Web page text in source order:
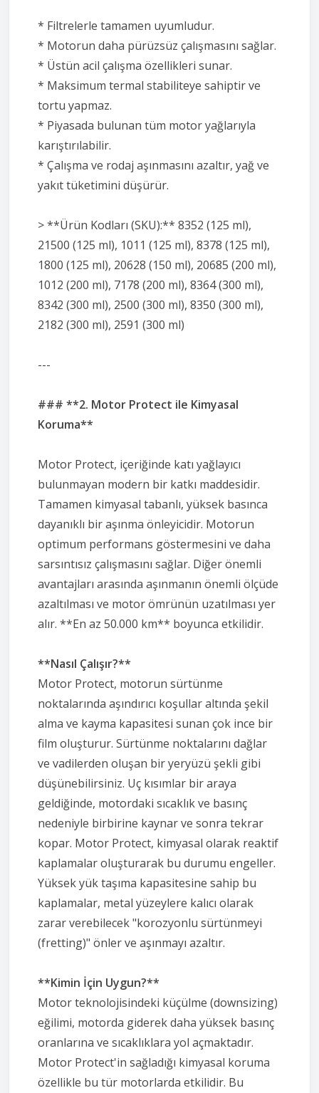
* Filtrelerle tamamen uyumludur.
* Motorun daha pürüzsüz çalışmasını sağlar.
* Üstün acil çalışma özellikleri sunar.
* Maksimum termal stabiliteye sahiptir ve
tortu yapmaz.
* Piyasada bulunan tüm motor yağlarıyla
karıştırılabilir.
* Çalışma ve rodaj aşınmasını azaltır, yağ ve
yakıt tüketimini düşürür.
> **Ürün Kodları (SKU):** 8352 (125 ml),
21500 (125 ml), 1011 (125 ml), 8378 (125 ml),
1800 (125 ml), 20628 (150 ml), 20685 (200 ml),
1012 (200 ml), 7178 (200 ml), 8364 (300 ml),
8342 (300 ml), 2500 (300 ml), 8350 (300 ml),
2182 (300 ml), 2591 (300 ml)
---
### **2. Motor Protect ile Kimyasal
Koruma**
Motor Protect, içeriğinde katı yağlayıcı
bulunmayan modern bir katkı maddesidir.
Tamamen kimyasal tabanlı, yüksek basınca
dayanıklı bir aşınma önleyicidir. Motorun
optimum performans göstermesini ve daha
sarsıntısız çalışmasını sağlar. Diğer önemli
avantajları arasında aşınmanın önemli ölçüde
azaltılması ve motor ömrünün uzatılması yer
alır. **En az 50.000 km** boyunca etkilidir.
**Nasıl Çalışır?**
Motor Protect, motorun sürtünme
noktalarında aşındırıcı koşullar altında şekil
alma ve kayma kapasitesi sunan çok ince bir
film oluşturur. Sürtünme noktalarını dağlar
ve vadilerden oluşan bir yeryüzü şekli gibi
düşünebilirsiniz. Uç kısımlar bir araya
geldiğinde, motordaki sıcaklık ve basınç
nedeniyle birbirine kaynar ve sonra tekrar
kopar. Motor Protect, kimyasal olarak reaktif
kaplamalar oluşturarak bu durumu engeller.
Yüksek yük taşıma kapasitesine sahip bu
kaplamalar, metal yüzeylere kalıcı olarak
zarar verebilecek "korozyonlu sürtünmeyi
(fretting)" önler ve aşınmayı azaltır.
**Kimin İçin Uygun?**
Motor teknolojisindeki küçülme (downsizing)
eğilimi, motorda giderek daha yüksek basınç
oranlarına ve sıcaklıklara yol açmaktadır.
Motor Protect'in sağladığı kimyasal koruma
özellikle bu tür motorlarda etkilidir. Bu